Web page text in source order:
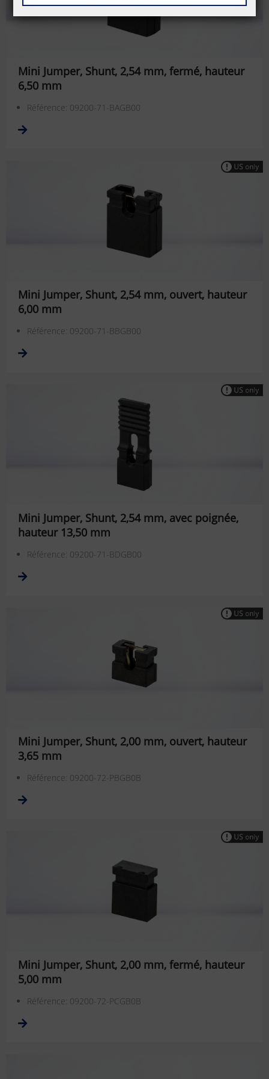
Mini Jumper, Shunt, 2,54 mm, fermé, hauteur
6,50 mm
Référence: 09200-71-BAGB00
Mini Jumper, Shunt, 2,54 mm, ouvert, hauteur
6,00 mm
Référence: 09200-71-BBGB00
Mini Jumper, Shunt, 2,54 mm, avec poignée,
hauteur 13,50 mm
Référence: 09200-71-BDGB00
Mini Jumper, Shunt, 2,00 mm, ouvert, hauteur
3,65 mm
Référence: 09200-72-PBGB0B
Mini Jumper, Shunt, 2,00 mm, fermé, hauteur
5,00 mm
Référence: 09200-72-PCGB0B